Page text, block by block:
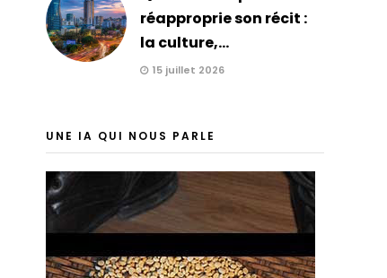
réapproprie son récit :
la culture,...
15 juillet 2026
UNE IA QUI NOUS PARLE